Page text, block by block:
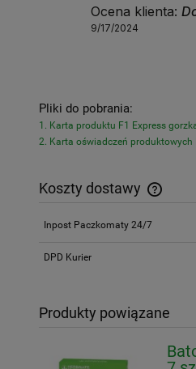
Ocena klienta:
9/17/2024
Pliki do pobrania:
1. Karta produktu F1 Express
2. Karta oświadczeń
Koszty dostawy
Inpost Paczkomaty 24/7
DPD Kurier
Produkty powiązane